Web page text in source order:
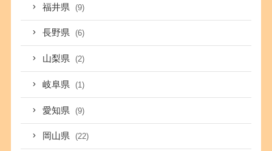
福井県 (9)
長野県 (6)
山梨県 (2)
岐阜県 (1)
愛知県 (9)
岡山県 (22)